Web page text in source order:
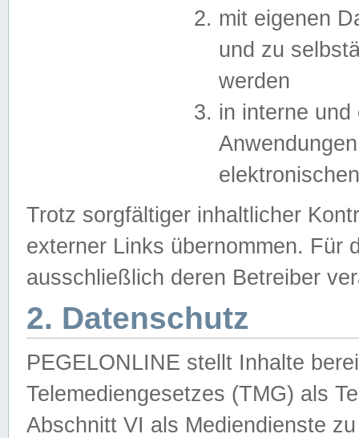
mit eigenen
und zu
werden
in interne
Trotz sorgfältiger inhaltlicher
externer Links übernommen. Für
ausschließlich deren Betreiber
2. Datenschutz
PEGELONLINE stellt Inhalte
Telemediengesetzes (TMG) als
Abschnitt VI als Mediendienste